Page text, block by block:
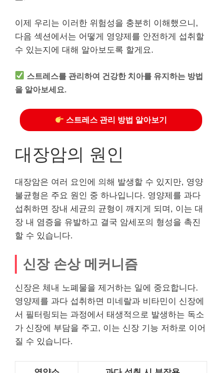
이제 우리는 이러한 위험성을 충분히 이해했으니,
다음 섹션에서는 어떻게 영양제를 안전하게 섭취할
수 있는지에 대해 알아보도록 할게요.
스트레스를 관리하여 건강한 치아를 유지하는 방법
을 알아보세요.
스트레스 관리 방법 알아보기
대장암의 원인
대장암은 여러 요인에 의해 발생할 수 있지만, 영양
불균형은 주요 원인 중 하나입니다. 영양제를 과다
섭취하면 장내 세균의 균형이 깨지게 되며, 이는 대
장 내 염증을 유발하고 결국 암세포의 형성을 촉진
할 수 있습니다.
신장 손상 메커니즘
신장은 체내 노폐물을 제거하는 일에 중요합니다.
영양제를 과다 섭취하면 미네랄과 비타민이 신장에
서 필터링되는 과정에서 태생적으로 발생하는 독소
가 신장에 부담을 주고, 이는 신장 기능 저하로 이어
질 수 있습니다.